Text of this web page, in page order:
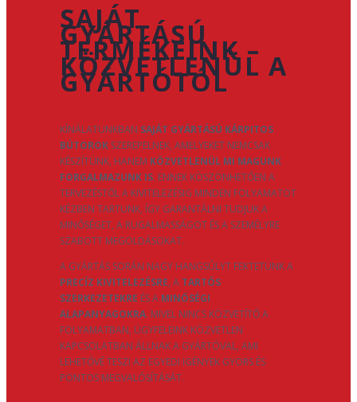
SAJÁT
GYÁRTÁSÚ
TERMÉKEINK –
KÖZVETLENÜL A
GYÁRTÓTÓL
KÍNÁLATUNKBAN SAJÁT GYÁRTÁSÚ KÁRPITOS
BÚTOROK SZEREPELNEK, AMELYEKET NEMCSAK
KÉSZÍTÜNK, HANEM KÖZVETLENÜL MI MAGUNK
FORGALMAZUNK IS. ENNEK KÖSZÖNHETŐEN A
TERVEZÉSTŐL A KIVITELEZÉSIG MINDEN FOLYAMATOT
KÉZBEN TARTUNK, ÍGY GARANTÁLNI TUDJUK A
MINŐSÉGET, A RUGALMASSÁGOT ÉS A SZEMÉLYRE
SZABOTT MEGOLDÁSOKAT.
A GYÁRTÁS SORÁN NAGY HANGSÚLYT FEKTETÜNK A
PRECÍZ KIVITELEZÉSRE, A TARTÓS
SZERKEZETEKRE ÉS A MINŐSÉGI
ALAPANYAGOKRA. MIVEL NINCS KÖZVETÍTŐ A
FOLYAMATBAN, ÜGYFELEINK KÖZVETLEN
KAPCSOLATBAN ÁLLNAK A GYÁRTÓVAL, AMI
LEHETŐVÉ TESZI AZ EGYEDI IGÉNYEK GYORS ÉS
PONTOS MEGVALÓSÍTÁSÁT.